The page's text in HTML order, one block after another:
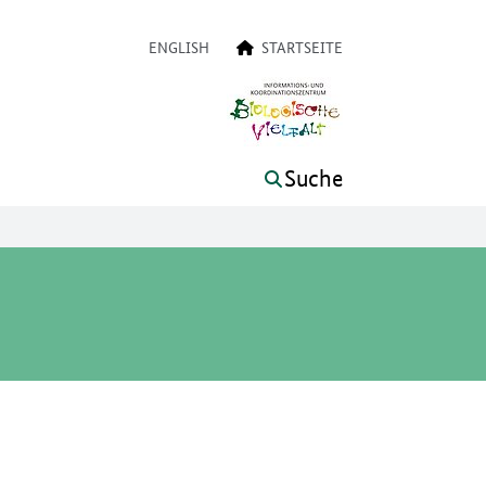
ENGLISH STARTSEITE
Suche